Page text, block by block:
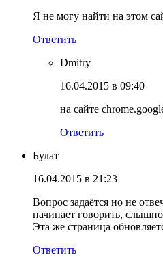
Я не могу найти на этом
Ответить
Dmitry
16.04.2015 в 09:40
на сайте
Ответить
Булат
16.04.2015 в 21:23
Вопрос задаётся но не
начинает говорить,
Эта же страница
Ответить